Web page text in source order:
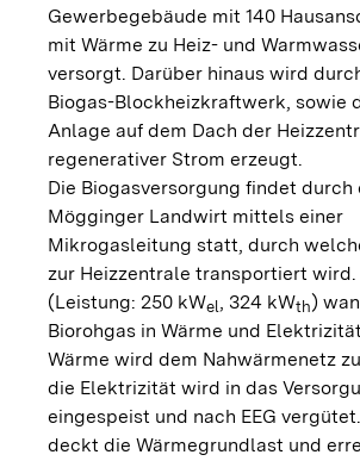
Gewerbegebäude mit 140
mit Wärme zu Heiz- und
versorgt. Darüber hinaus wird
Biogas-Blockheizkraftwerk, sowie
Anlage auf dem Dach der
regenerativer Strom erzeugt.
Die Biogasversorgung findet durch
Mögginger Landwirt mittels einer
Mikrogasleitung statt, durch
zur Heizzentrale transportiert wird.
(Leistung: 250 kWel, 324 kWth)
Biorohgas in Wärme und
Wärme wird dem Nahwärmenetz
die Elektrizität wird in das
eingespeist und nach EEG
deckt die Wärmegrundlast und